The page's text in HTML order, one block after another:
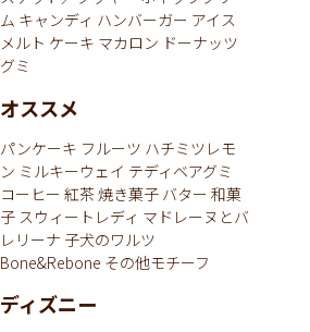
ム キャンディ ハンバーガー アイス
メルト ケーキ マカロン ドーナッツ
グミ
オススメ
パンケーキ フルーツ ハチミツレモ
ン ミルキーウェイ テディベアグミ
コーヒー 紅茶焼き菓子 バター 和菓
子 スウィートレディ マドレーヌとバ
レリーナ 子犬のワルツ
Bone&Rebone その他モチーフ
ディズニー